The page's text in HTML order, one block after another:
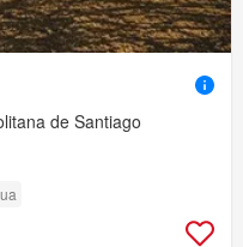
de Santiago